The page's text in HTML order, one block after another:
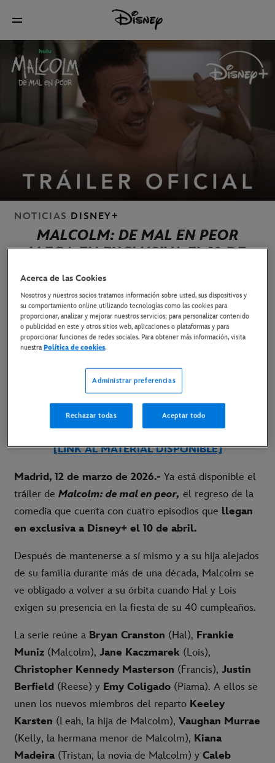
NOTICIAS DISNEY+
MALCOLM: DE MAL EN PEOR
LLEGA EN EXCLUSIVA EL 10 DE
ABRIL A DISNEY+
13 de marzo de 2026
La comedia regresa con cuatro episodios que reúne
Christopher Kennedy Masterson, Justin Berfield y
Emy Coligado
[LINK AL TRÁILER]
[LINK AL MATERIAL DISPONIBLE]
Madrid, 12 de marzo de 2026.- Ya está disponible el
tráiler de Malcolm: de mal en peor, el regreso de la
comedia que cuenta con cuatro episodios que llegan
en exclusiva a Disney+ el 10 de abril.
Después de mantenerse a sí mismo y a su hija alejados
de su familia durante más de una década, Malcolm se
ve obligado a volver a su órbita cuando Hal y Lois
exigen su presencia en la fiesta de su 40 cumpleaños.
La serie reúne a Bryan Cranston (Hal), Frankie
Muniz (Malcolm), Jane Kaczmarek (Lois),
Christopher Kennedy Masterson (Francis), Justin
Berfield (Reese) y Emy Coligado (Piama). A ellos se
unen los nuevos miembros del reparto Keeley
Karsten (Leah, la hija de Malcolm), Vaughan Murrae
(Kelly, la hermana menor de Malcolm), Kiana
Madeira (Tristan, la novia de Malcolm) y Caleb
Acerca de las Cookies
Nosotros y nuestros socios tratamos información sobre usted, sus dispositivos y
su comportamiento online utilizando tecnologías como las cookies para
proporcionar, analizar y mejorar nuestros servicios; para personalizar contenido
o publicidad en este y otros sitios web, aplicaciones o plataformas y para
proporcionar funciones de redes sociales. Para obtener más información, visita
nuestraPolítica de cookies.
Administrar preferencias
Rechazar todas Aceptar todo